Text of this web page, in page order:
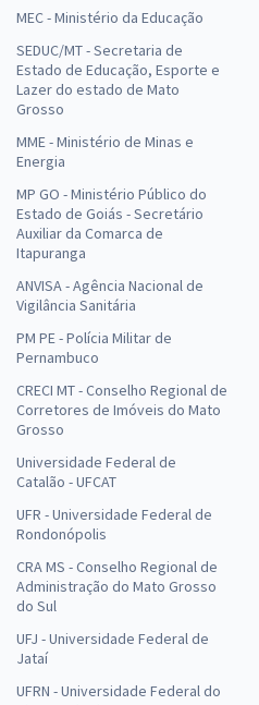
MEC - Ministério da Educação
SEDUC/MT - Secretaria de
Estado de Educação, Esporte e
Lazer do estado de Mato
Grosso
MME - Ministério de Minas e
Energia
MP GO - Ministério Público do
Estado de Goiás - Secretário
Auxiliar da Comarca de
Itapuranga
ANVISA - Agência Nacional de
Vigilância Sanitária
PM PE - Polícia Militar de
Pernambuco
CRECI MT - Conselho Regional de
Corretores de Imóveis do Mato
Grosso
Universidade Federal de
Catalão - UFCAT
UFR - Universidade Federal de
Rondonópolis
CRA MS - Conselho Regional de
Administração do Mato Grosso
do Sul
UFJ - Universidade Federal de
Jataí
UFRN - Universidade Federal do